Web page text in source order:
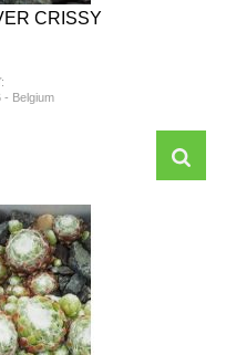
CRISSY
- Belgium